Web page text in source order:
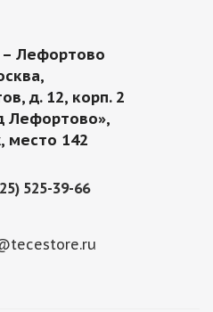
– Лефортово
д. 12, корп. 2
Лефортово»,
место 142
525-39-66